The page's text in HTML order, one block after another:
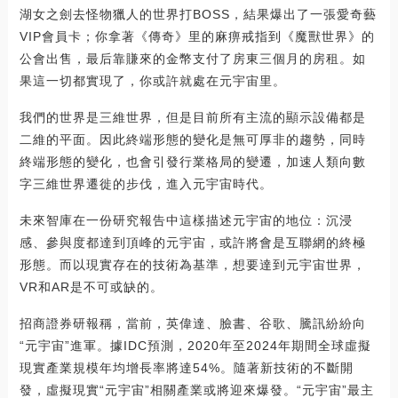
湖女之劍去怪物獵人的世界打BOSS，結果爆出了一張愛奇藝
VIP會員卡；你拿著《傳奇》里的麻痹戒指到《魔獸世界》的
公會出售，最后靠賺來的金幣支付了房東三個月的房租。如
果這一切都實現了，你或許就處在元宇宙里。
我們的世界是三維世界，但是目前所有主流的顯示設備都是
二維的平面。因此終端形態的變化是無可厚非的趨勢，同時
終端形態的變化，也會引發行業格局的變遷，加速人類向數
字三維世界遷徙的步伐，進入元宇宙時代。
未來智庫在一份研究報告中這樣描述元宇宙的地位：沉浸
感、參與度都達到頂峰的元宇宙，或許將會是互聯網的終極
形態。而以現實存在的技術為基準，想要達到元宇宙世界，
VR和AR是不可或缺的。
招商證券研報稱，當前，英偉達、臉書、谷歌、騰訊紛紛向
“元宇宙”進軍。據IDC預測，2020年至2024年期間全球虛擬
現實產業規模年均增長率將達54%。隨著新技術的不斷開
發，虛擬現實“元宇宙”相關產業或將迎來爆發。“元宇宙”最主